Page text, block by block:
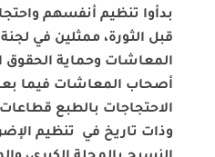
بدأوا تنظيم أنفسهم
قبل الثورة، ممثلين في
المعاشات وحماية الحقوق
أصحاب المعاشات فيما
الاحتجاجات بالطبع قطاعات
وذات تاريخ في تنظيم